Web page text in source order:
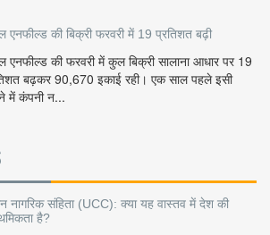
एनफील्ड की बिक्री फरवरी में 19 प्रतिशत बढ़ी
एनफील्ड की फरवरी में कुल बिक्री सालाना आधार पर 19
बढ़कर 90,670 इकाई रही। एक साल पहले इसी
में कंपनी न...
नागरिक संहिता (UCC): क्या यह वास्तव में देश की
है?